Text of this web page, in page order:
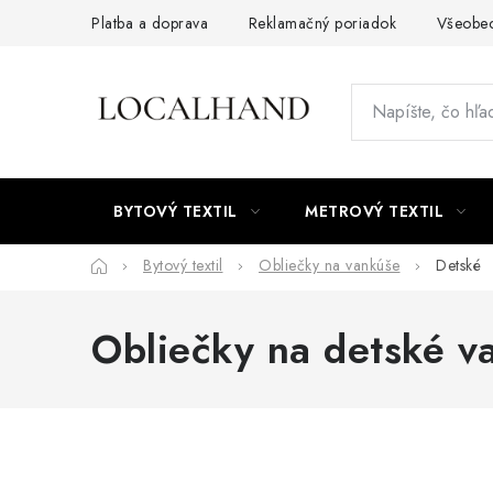
Platba a doprava Reklamačný poriadok
BYTOVÝ TEXTIL METROVÝ TEXTIL
DomovBytový textil Obliečky na vankúše Detské
Obliečky na detské